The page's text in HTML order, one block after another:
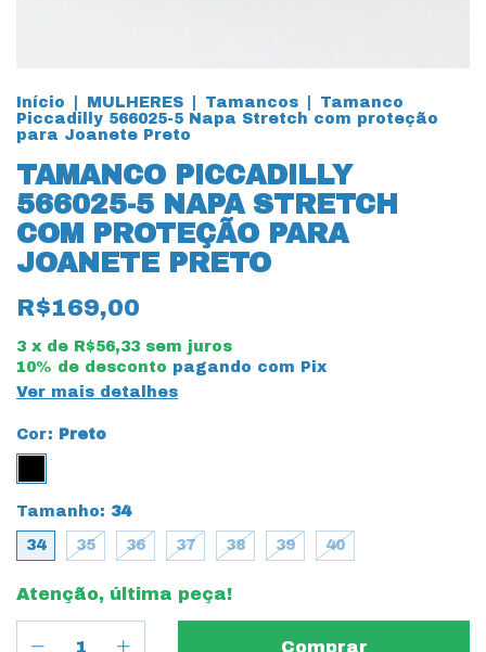
Início MULHERES Tamancos
Tamanco
Piccadilly 566025-5 Napa Stretch com proteção
para Joanete Preto
TAMANCO PICCADILLY
566025-5 NAPA STRETCH
COM PROTEÇÃO PARA
JOANETE PRETO
R$169,00
3 x de R$56,33 sem juros
10% de desconto pagando com Pix
Ver mais detalhes
Cor: Preto
Tamanho: 34
34 35 36 37 38 39 40
Atenção, última peça!